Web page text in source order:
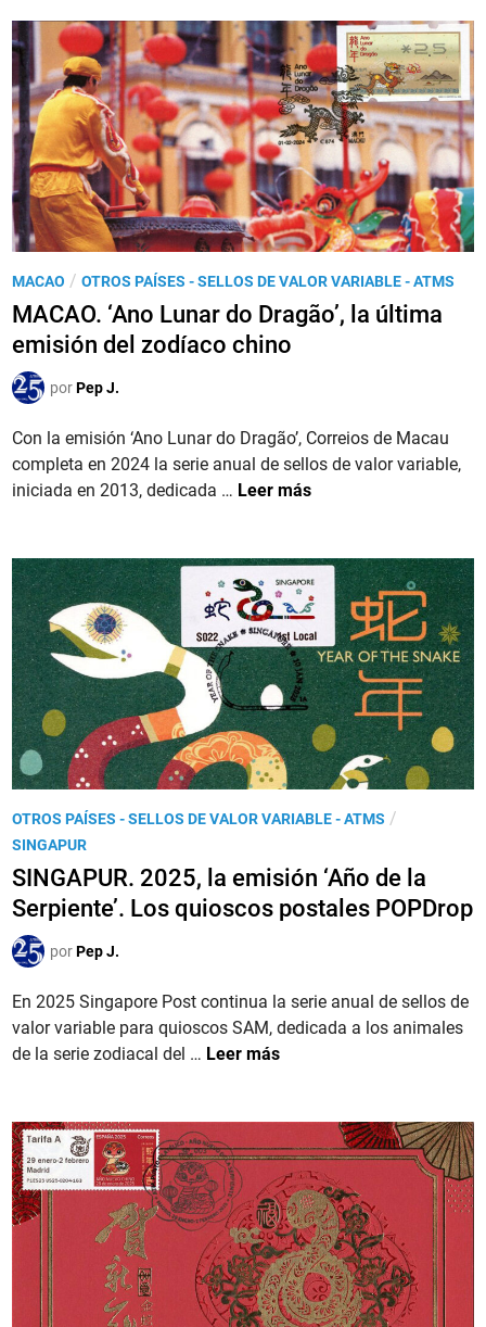
r
i
m
e
r
s
e
l
l
T
l
o
‘
P
o
s
t
&
G
o
’
e
n
2
G
A
P
U
R
2
0
2
,
l
s
i
A
ñ
o
d
e
l
C
a
b
a
o
d
u
e
P
u
l
i
a
d
o
MACAO /OTROS PAÍSES - SELLOS DE VALOR VARIABLE - ATMS
MACAO. ‘Ano Lunar do Dragão’, la última
emisión del zodíaco chino
porPep J.
Con la emisión ‘Ano Lunar do Dragão’, Correios de Macau
completa en 2024 la serie anual de sellos de valor variable,
iniciada en 2013, dedicada … M
A
O
.
‘
A
n
o
L
u
a
d
o
g
ã
o
a
ú
l
t
i
m
Leer más
P
u
b
l
i
c
a
d
o
e
OTROS PAÍSES - SELLOS DE VALOR VARIABLE - ATMS /
SINGAPUR
SINGAPUR. 2025, la emisión ‘Año de la
Serpiente’. Los quioscos postales POPDrop
porPep J.
En 2025 Singapore Post continua la serie anual de sellos de
valor variable para quioscos SAM, dedicada a los animales
de la serie zodiacal del … S
G
A
P
U
R
.
2
0
Leer más